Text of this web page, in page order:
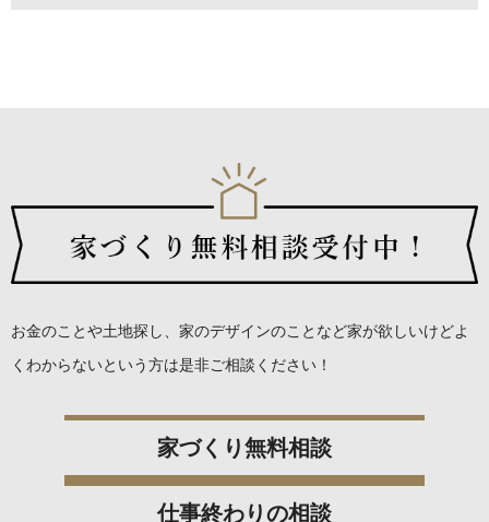
お金のことや土地探し、家のデザインのことなど家が欲しいけどよ
くわからないという方は是非ご相談ください！
家づくり無料相談
仕事終わりの相談